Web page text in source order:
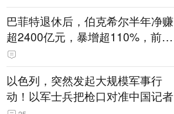
巴菲特退休后，伯克希尔半年净赚
超2400亿元，暴增超110%，前五
大持仓曝光！
以色列，突然发起大规模军事行
动！以军士兵把枪口对准中国记者